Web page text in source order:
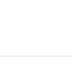
России.